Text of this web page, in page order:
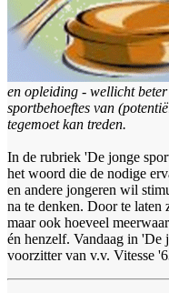
en opleiding - wellicht
sportbehoeftes van
tegemoet kan treden.
In de rubriek 'De jonge
het woord die de nodige
en andere jongeren wil
na te denken. Door te laten
maar ook hoeveel
én henzelf. Vandaag in 'De
voorzitter van v.v. Vitesse